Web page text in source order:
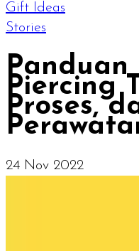
Gift Ideas
Stories
Piercing
Proses,
24 Nov 2022